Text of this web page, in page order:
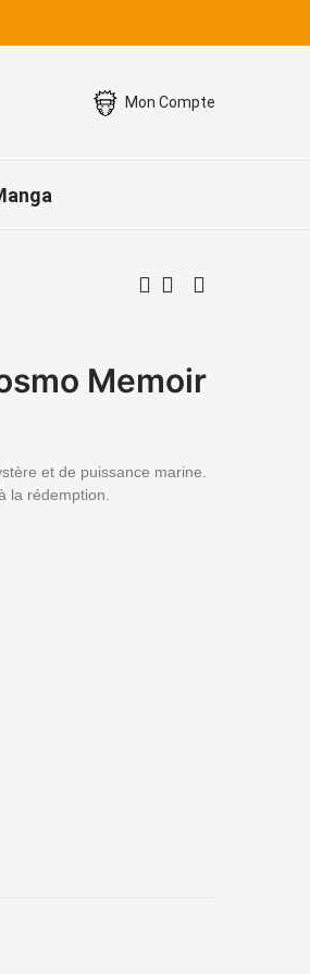
Mon Compte
Memoir
et de puissance marine.
la rédemption.